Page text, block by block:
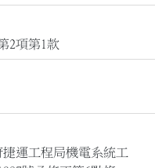
2項第1款
捷運工程局機電系統工